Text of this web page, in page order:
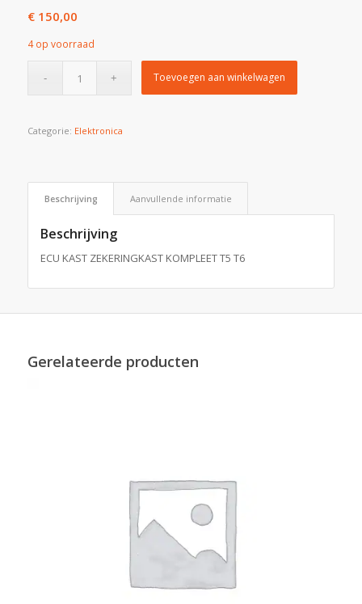
€150,00
4 op voorraad
Toevoegen aan winkelwagen
Categorie: Elektronica
Beschrijving Aanvullende informatie
Beschrijving
ECU KAST ZEKERINGKAST KOMPLEET T5 T6
Gerelateerde producten